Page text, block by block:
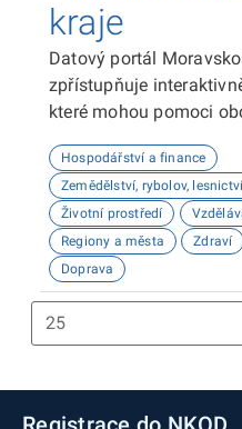
kraje
Datový portál
zpřístupňuje
které mohou pomoci
plánovat, inovovat a
zde najdou informace o
školství, životním
potenciálu pro
Hospodářství a finance
Zemědělství, rybolov,
Životní prostředí
Regiony a města
Zdraví
Doprava